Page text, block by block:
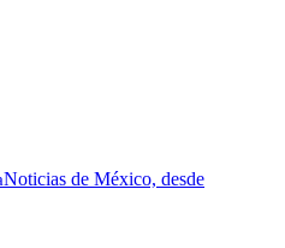
Noticias de México, desde